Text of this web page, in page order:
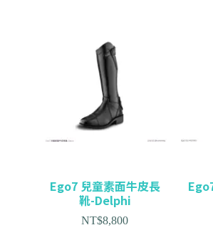
Ego7 兒童素面牛皮長
靴-Delphi
NT$8,800